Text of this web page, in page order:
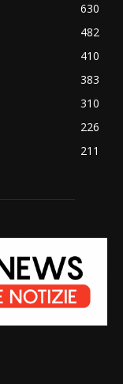
630
482
410
383
310
226
211